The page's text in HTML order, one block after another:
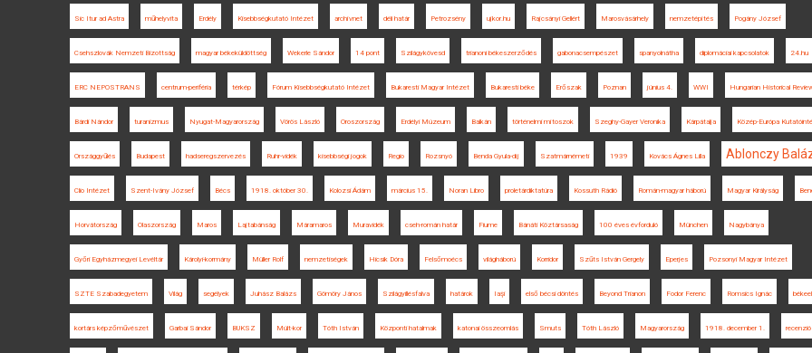
Sic Itur ad Astra műhelyvita Erdély Kisebbségkutató Intézet archívnet déli határ Petrozsény ujkor.hu Rajcsányi Gellért Marosvásárhely nemzetépítés Pogány József
Csehszlovák Nemzeti Bizottság magyar békeküldöttség Wekerle Sándor 14 pont Szilágykövesd trianoni békeszerződés gabonacsempészet spanyolnátha diplomáciai kapcsolatok 24.hu
ERC NEPOSTRANS centrum-periféria térkép Fórum Kisebbségkutató Intézet Bukaresti Magyar Intézet Bukaresti béke Erőszak Poznan június 4. WWI Hungarian Historical
Bárdi Nándor turanizmus Nyugat-Magyarország Vörös László Oroszország Erdélyi Múzeum Balkán történelmi mítoszok Szeghy-Gayer Veronika Kárpátalja Közép-Európa
Országgyűlés Budapest hadseregszervezés Ruhr-vidék kisebbségi jogok Regio Rozsnyó Benda Gyula-díj Szatmárnémeti 1939 Kovács Ágnes Lilla Ablonczy
Clio Intézet Szent-Ivány József Bécs 1918. október 30. Kolozsi Ádám március 15. Noran Libro proletárdiktatúra Kossuth Rádió Román-magyar háború Magyar Királyság
Horvátország Olaszország Maros Lajtabánság Máramaros Muravidék cseh-román határ Fiume Bánáti Köztársaság 100 éves évforduló München Nagybánya
Győri Egyházmegyei Levéltár Károlyi-kormány Müller Rolf nemzetiségek Hicsik Dóra Felsőmoécs világháború Korridor Szűts István Gergely Eperjes Pozsonyi Magyar Intézet
SZTE Szabadegyetem Világ segélyek Juhász Balázs Gömöry János Szilágyillésfalva határok Iaşi első bécsi döntés Beyond Trianon Fodor Ferenc Romsics Ignác
kortárs képzőművészet Garbai Sándor BUKSZ Múlt-kor Tóth István Központi hatalmak katonai összeomlás Smuts Tóth László Magyarország 1918. december 1. recenzió